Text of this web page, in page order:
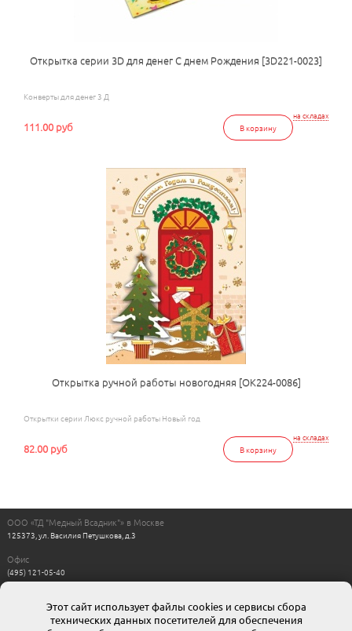
Открытка серии 3D для денег С днем Рождения [3D221-0023]
Конверты для денег 3 Д
на складах
В корзину
111.00 руб
Открытка ручной работы новогодняя [ОК224-0086]
Открытки серии Люкс ручной работы Новый год
на складах
В корзину
82.00 руб
ООО «ТД "Медный Всадник"» в Москве
125373, ул. Василия Петушкова, д.3
Офис
(495) 121-05-40
Пн-Пт с 11:00 до 17:00
Интернет магазин
8-800-511-00-88
Этот сайт использует файлы cookies и сервисы сбора
технических данных посетителей для обеспечения